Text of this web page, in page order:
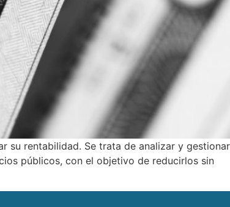
su rentabilidad. Se trata de analizar y
públicos, con el objetivo de reducirlos sin